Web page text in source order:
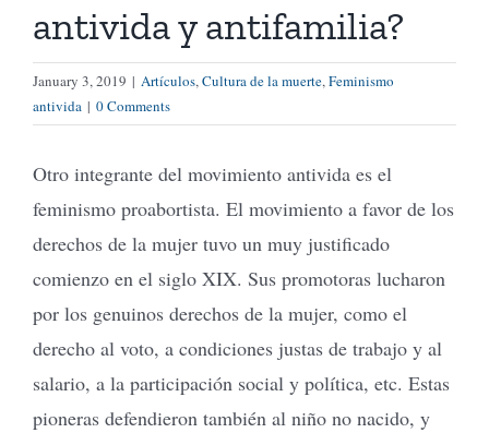
Buscar
Cómo Donar
antivida y antifamilia?
January 3, 2019 | Artículos, Cultura de la muerte, Feminismo
antivida | 0 Comments
Otro integrante del movimiento antivida es el
feminismo proabortista. El movimiento a favor de los
derechos de la mujer tuvo un muy justificado
comienzo en el siglo XIX. Sus promotoras lucharon
por los genuinos derechos de la mujer, como el
derecho al voto, a condiciones justas de trabajo y al
salario, a la participación social y política, etc. Estas
pioneras defendieron también al niño no nacido, y